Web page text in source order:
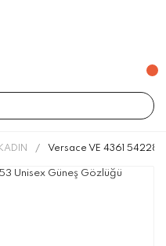
KADIN Versace VE 4361